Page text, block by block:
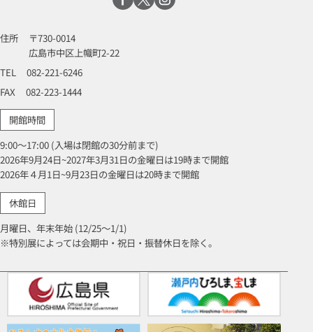
住所
〒730-0014
広島市中区上幟町2-22
TEL
082-221-6246
FAX
082-223-1444
開館時間
9:00～17:00 (入場は閉館の30分前まで)
2026年9月24日~2027年3月31日の金曜日は19時まで開館
2026年４月1日~9月23日の金曜日は20時まで開館
休館日
月曜日、年末年始 (12/25～1/1)
※特別展によっては会期中・祝日・振替休日を除く。